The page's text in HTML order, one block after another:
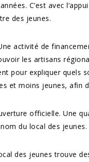
C’est avec
des jeunes.
activité de
les artisans
pour expliquer quels
et moins jeunes, afin
officielle. Une
du local des jeunes.
des jeunes trouve